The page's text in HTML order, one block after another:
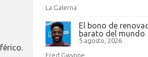
La Galerna
El bono de
barato del mundo
5 agosto, 2026
Fred Gwynne